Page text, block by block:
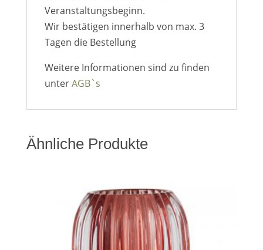
Veranstaltungsbeginn.
Wir bestätigen innerhalb von max. 3
Tagen die Bestellung
Weitere Informationen sind zu finden
unterAGB`s
Ähnliche Produkte